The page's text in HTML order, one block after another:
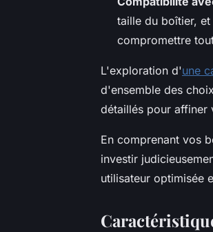
taille du boîtier,
compromettre
L'exploration d'une
d'ensemble des
détaillés pour affiner
En comprenant vos
investir
utilisateur optimisée